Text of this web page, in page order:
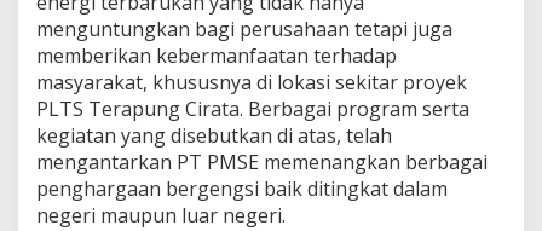
menguntungkan bagi perusahaan tetapi juga
memberikan kebermanfaatan terhadap
masyarakat, khususnya di lokasi sekitar proyek
PLTS Terapung Cirata. Berbagai program serta
kegiatan yang disebutkan di atas, telah
mengantarkan PT PMSE memenangkan berbagai
penghargaan bergengsi baik ditingkat dalam
negeri maupun luar negeri.